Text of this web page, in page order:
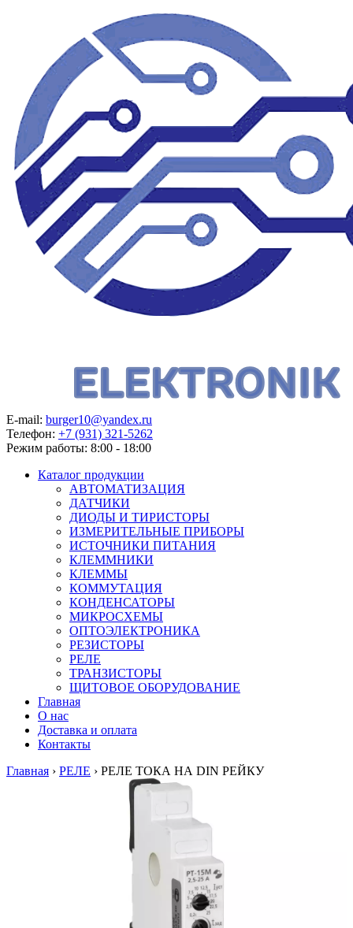
E-mail: burger10@yandex.ru
Телефон: +7 (931) 321-5262
Режим работы: 8:00 - 18:00
Каталог продукции
АВТОМАТИЗАЦИЯ
ДАТЧИКИ
ДИОДЫ И ТИРИСТОРЫ
ИЗМЕРИТЕЛЬНЫЕ ПРИБОРЫ
ИСТОЧНИКИ ПИТАНИЯ
КЛЕММНИКИ
КЛЕММЫ
КОММУТАЦИЯ
КОНДЕНСАТОРЫ
МИКРОСХЕМЫ
ОПТОЭЛЕКТРОНИКА
РЕЗИСТОРЫ
РЕЛЕ
ТРАНЗИСТОРЫ
ЩИТОВОЕ ОБОРУДОВАНИЕ
Главная
О нас
Доставка и оплата
Контакты
Главная › РЕЛЕ › РЕЛЕ ТОКА НА DIN РЕЙКУ